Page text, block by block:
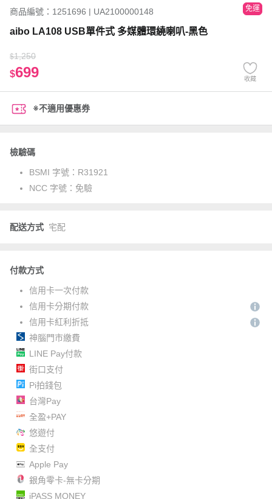
商品編號：1251696 | UA2100000148 免運
aibo LA108 USB單件式 多媒體環繞喇叭-黑色
$1,250
$699 收藏
※不適用優惠券
檢驗碼
BSMI 字號： R31921
NCC 字號： 免驗
配送方式 宅配
付款方式
信用卡一次付款
信用卡分期付款
信用卡紅利折抵
神腦門市繳費
LINE Pay付款
街口支付
Pi拍錢包
台灣Pay
全盈+PAY
悠遊付
全支付
Apple Pay
銀角零卡-無卡分期
iPASS MONEY